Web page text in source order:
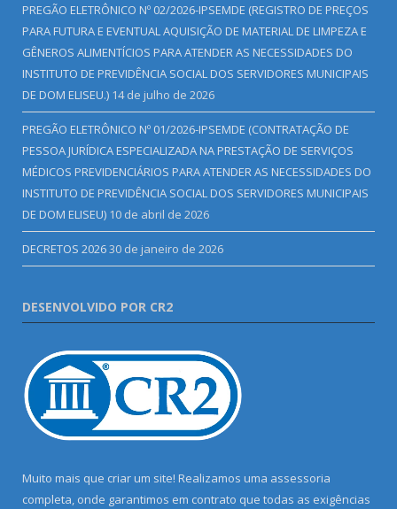
PREGÃO ELETRÔNICO Nº 02/2026-IPSEMDE (REGISTRO DE PREÇOS
PARA FUTURA E EVENTUAL AQUISIÇÃO DE MATERIAL DE LIMPEZA E
GÊNEROS ALIMENTÍCIOS PARA ATENDER AS NECESSIDADES DO
INSTITUTO DE PREVIDÊNCIA SOCIAL DOS SERVIDORES MUNICIPAIS
DE DOM ELISEU.) 14 de julho de 2026
PREGÃO ELETRÔNICO Nº 01/2026-IPSEMDE (CONTRATAÇÃO DE
PESSOA JURÍDICA ESPECIALIZADA NA PRESTAÇÃO DE SERVIÇOS
MÉDICOS PREVIDENCIÁRIOS PARA ATENDER AS NECESSIDADES DO
INSTITUTO DE PREVIDÊNCIA SOCIAL DOS SERVIDORES MUNICIPAIS
DE DOM ELISEU) 10 de abril de 2026
DECRETOS 202630 de janeiro de 2026
DESENVOLVIDO POR CR2
Muito mais que criar um site! Realizamos uma assessoria
completa, onde garantimos em contrato que todas as exigências